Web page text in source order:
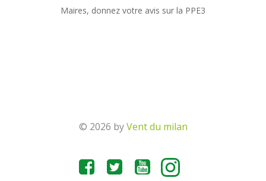
Maires, donnez votre avis sur la PPE3
© 2026 byVent du milan